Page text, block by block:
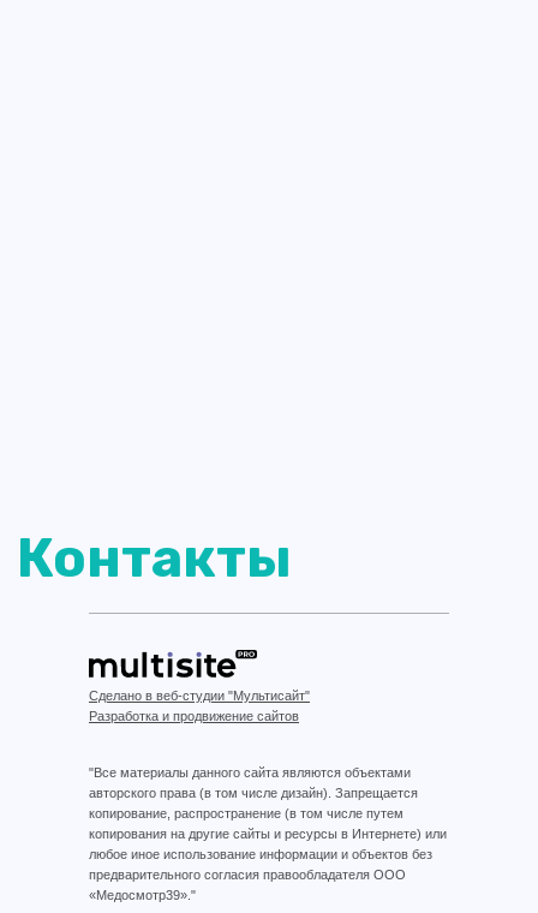
Сделано в веб-студии "Мультисайт"
Разработка и продвижение сайтов
"Все материалы данного сайта являются объектами
авторского права (в том числе дизайн). Запрещается
копирование, распространение (в том числе путем
копирования на другие сайты и ресурсы в Интернете) или
любое иное использование информации и объектов без
предварительного согласия правообладателя ООО
«Медосмотр39»."